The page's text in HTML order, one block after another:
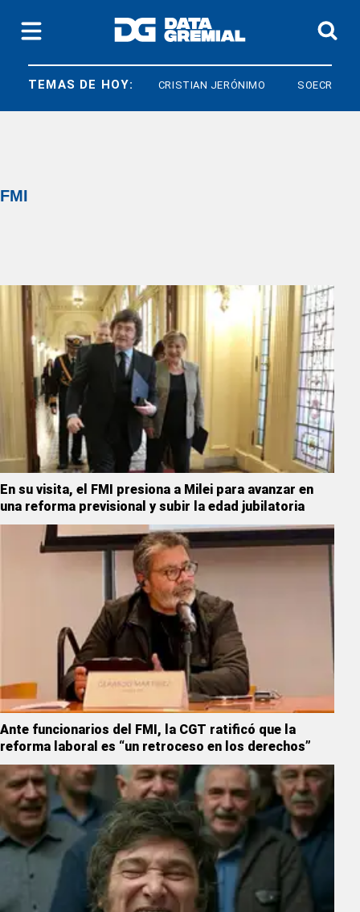
TEMAS DE HOY:
CRISTIAN JERÓNIMO SOECRA
FMI
En su visita, el FMI presiona a Milei para avanzar en
una reforma previsional y subir la edad jubilatoria
Ante funcionarios del FMI, la CGT ratificó que la
reforma laboral es “un retroceso en los derechos”